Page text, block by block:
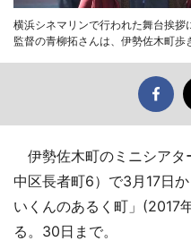
横浜シネマリンで行われた舞台挨拶
監督の青柳拓さんは、伊勢佐木町歩
伊勢佐木町のミニシアタ
中区長者町6）で3月17日
いくんのあるく町」(2017
る。30日まで。